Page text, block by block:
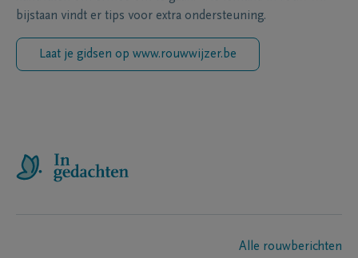
bijstaan vindt er tips voor extra ondersteuning.
Laat je gidsen op www.rouwwijzer.be
Alle rouwberichten